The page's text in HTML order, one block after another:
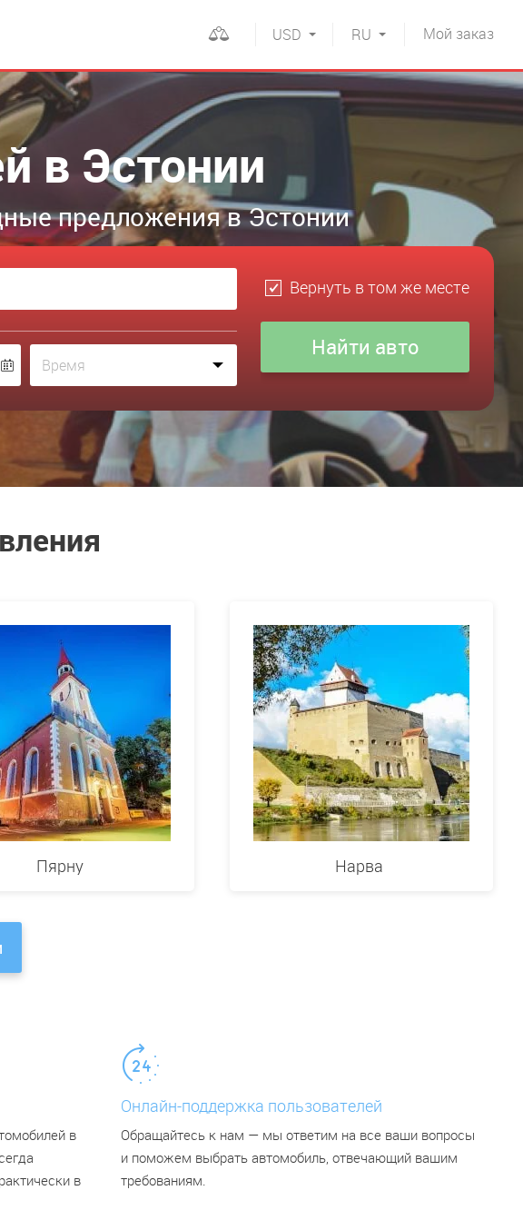
Мой заказ
RU
USD
в Эстонии
предложения в Эстонии
Вернуть в том же месте
Пярну Нарва
в
в
Онлайн-поддержка пользователей
Обращайтесь к нам — мы ответим на все ваши вопросы
и поможем выбрать автомобиль, отвечающий вашим
требованиям.